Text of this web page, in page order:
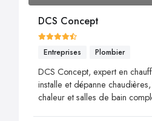
DCS Concept
Entreprises Plombier
DCS Concept, expert en
installe et dépanne
chaleur et salles de bain